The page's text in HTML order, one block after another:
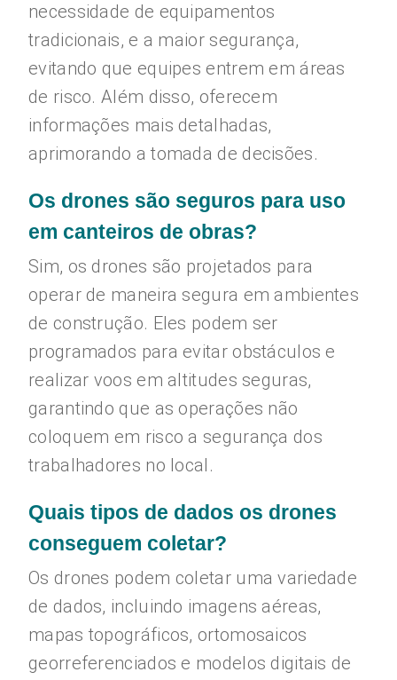
necessidade de equipamentos
tradicionais, e a maior segurança,
evitando que equipes entrem em áreas
de risco. Além disso, oferecem
informações mais detalhadas,
aprimorando a tomada de decisões.
Os drones são seguros para uso
em canteiros de obras?
Sim, os drones são projetados para
operar de maneira segura em ambientes
de construção. Eles podem ser
programados para evitar obstáculos e
realizar voos em altitudes seguras,
garantindo que as operações não
coloquem em risco a segurança dos
trabalhadores no local.
Quais tipos de dados os drones
conseguem coletar?
Os drones podem coletar uma variedade
de dados, incluindo imagens aéreas,
mapas topográficos, ortomosaicos
georreferenciados e modelos digitais de